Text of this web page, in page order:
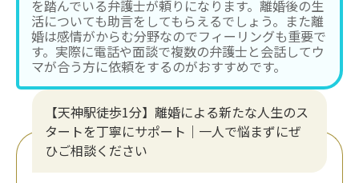
を踏んでいる弁護士が頼りになります。離婚後の生
活についても助言をしてもらえるでしょう。また離
婚は感情がからむ分野なのでフィーリングも重要で
す。実際に電話や面談で複数の弁護士と会話してウ
マが合う方に依頼をするのがおすすめです。
【天神駅徒歩1分】離婚による新たな人生のス
タートを丁寧にサポート｜一人で悩まずにぜ
ひご相談ください